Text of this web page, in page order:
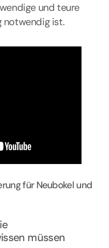
und teure
notwendig ist.
für Neubokel und
müssen